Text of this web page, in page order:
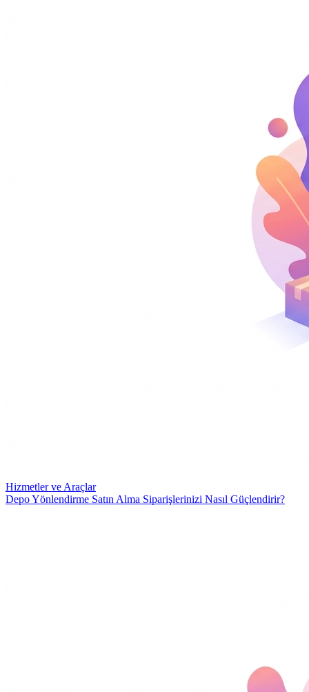
Hizmetler ve Araçlar
Depo Yönlendirme Satın Alma Siparişlerinizi Nasıl Güçlendirir?